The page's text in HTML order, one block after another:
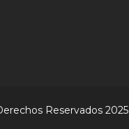
Reservados 2025